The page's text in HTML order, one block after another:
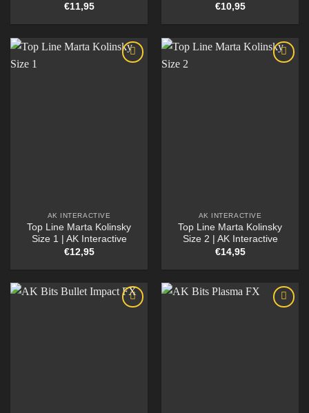
€11,95
€10,95
AK INTERACTIVE
Top Line Marta Kolinsky
Size 1 | AK Interactive
€12,95
AK INTERACTIVE
Top Line Marta Kolinsky
Size 2 | AK Interactive
€14,95